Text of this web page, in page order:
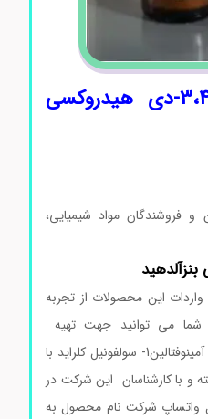
قیمت – فروش 3،4-دی هیدروکسی
فروشندگان مواد شیمیایی،
این محصولات از تجربه
می توانید جهت تهیه
محصولات (اصلی) 5-دی متیل آمینوفتالین1- سولفونیل کلراید با
کارشناسان این شرکت در
واتساپ شرکت نام محصول به